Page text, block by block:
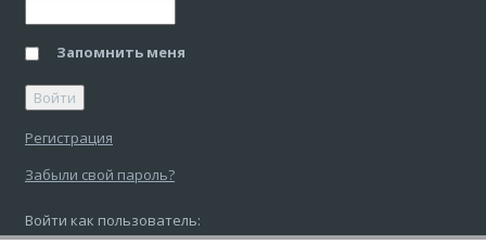
Запомнить меня
Регистрация
Забыли свой пароль?
Войти как пользователь: